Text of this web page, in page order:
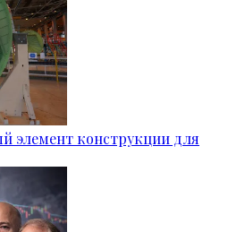
элемент конструкции для